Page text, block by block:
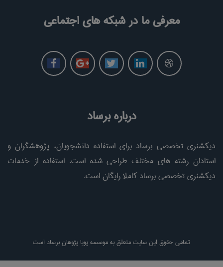
معرفی ما در شبکه های اجتماعی
درباره برساد
دیکشنری تخصصی برساد برای استفاده دانشجویان، پژوهشگران و
استادان رشته های مختلف طراحی شده است. استفاده از خدمات
دیکشنری تخصصی برساد کاملا رایگان است.
تمامی حقوق این سایت متعلق به موسسه پویا پژوهان برساد است